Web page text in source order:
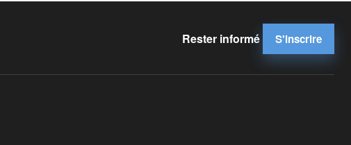
Rester informé S'inscrire